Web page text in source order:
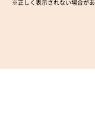
※正しく表示されない場合が